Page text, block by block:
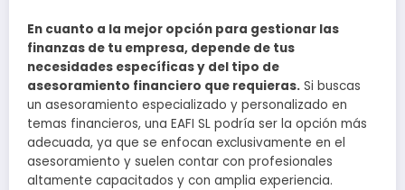
En cuanto a la mejor opción para gestionar las
finanzas de tu empresa, depende de tus
necesidades específicas y del tipo de
asesoramiento financiero que requieras. Si buscas
un asesoramiento especializado y personalizado en
temas financieros, una EAFI SL podría ser la opción más
adecuada, ya que se enfocan exclusivamente en el
asesoramiento y suelen contar con profesionales
altamente capacitados y con amplia experiencia.